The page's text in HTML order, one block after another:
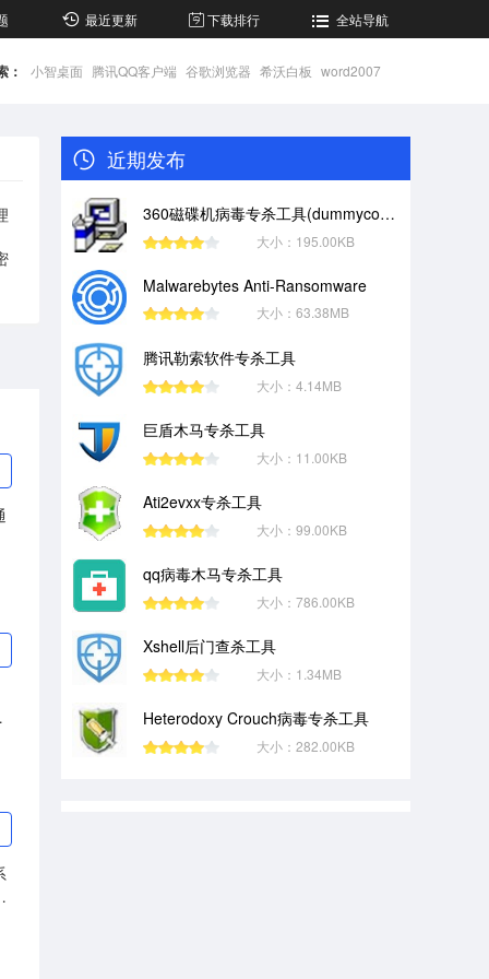
最近更新 下载排行 全站导航
： 小智桌面 腾讯QQ客户端 谷歌浏览器 希沃白板 word2007
近期发布
360磁碟机病毒专杀工具(dummycom病毒专杀软件)
大小：195.00KB
Malwarebytes Anti-Ransomware
大小：63.38MB
腾讯勒索软件专杀工具
大小：4.14MB
巨盾木马专杀工具
大小：11.00KB
Ati2evxx专杀工具
大小：99.00KB
qq病毒木马专杀工具
大小：786.00KB
Xshell后门查杀工具
大小：1.34MB
Heterodoxy Crouch病毒专杀工具
大小：282.00KB